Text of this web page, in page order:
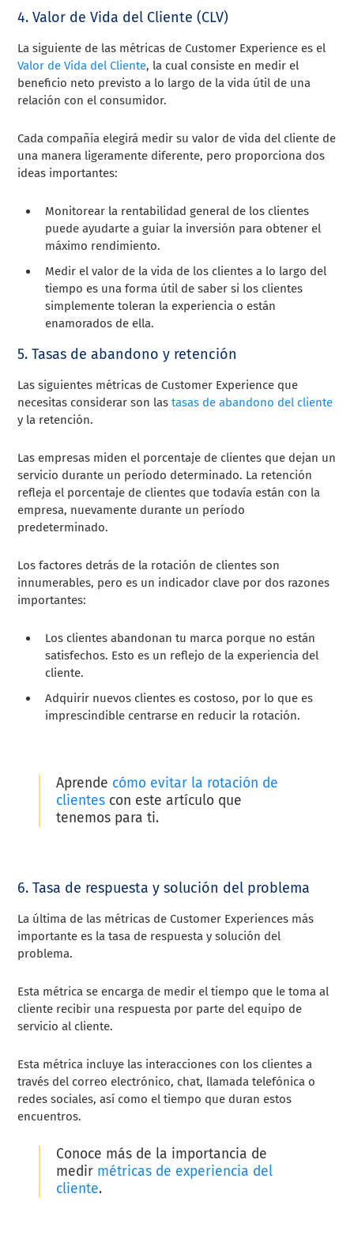
4. Valor de Vida del Cliente (CLV)
La siguiente de las métricas de Customer Experience es el
Valor de Vida del Cliente, la cual consiste en medir el
beneficio neto previsto a lo largo de la vida útil de una
relación con el consumidor.
Cada compañía elegirá medir su valor de vida del cliente de
una manera ligeramente diferente, pero proporciona dos
ideas importantes:
Monitorear la rentabilidad general de los clientes
puede ayudarte a guiar la inversión para obtener el
máximo rendimiento.
Medir el valor de la vida de los clientes a lo largo del
tiempo es una forma útil de saber si los clientes
simplemente toleran la experiencia o están
enamorados de ella.
5. Tasas de abandono y retención
Las siguientes métricas de Customer Experience que
necesitas considerar son lastasas de abandono del cliente
y la retención.
Las empresas miden el porcentaje de clientes que dejan un
servicio durante un período determinado. La retención
refleja el porcentaje de clientes que todavía están con la
empresa, nuevamente durante un período
predeterminado.
Los factores detrás de la rotación de clientes son
innumerables, pero es un indicador clave por dos razones
importantes:
Los clientes abandonan tu marca porque no están
satisfechos. Esto es un reflejo de la experiencia del
cliente.
Adquirir nuevos clientes es costoso, por lo que es
imprescindible centrarse en reducir la rotación.
Aprende cómo evitar la rotación de
clientescon este artículo que
tenemos para ti.
6. Tasa de respuesta y solución del problema
La última de las métricas de Customer Experiences más
importante es la tasa de respuesta y solución del
problema.
Esta métrica se encarga de medir el tiempo que le toma al
cliente recibir una respuesta por parte del equipo de
servicio al cliente.
Esta métrica incluye las interacciones con los clientes a
través del correo electrónico, chat, llamada telefónica o
redes sociales, así como el tiempo que duran estos
encuentros.
Conoce más de la importancia de
medir métricas de experiencia del
cliente.